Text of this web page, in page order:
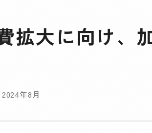
拡大に向け、
2024年8月